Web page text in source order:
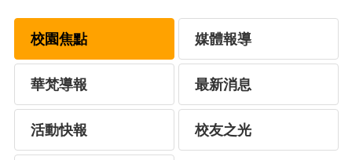
校園焦點 媒體報導
華梵導報 最新消息
活動快報 校友之光